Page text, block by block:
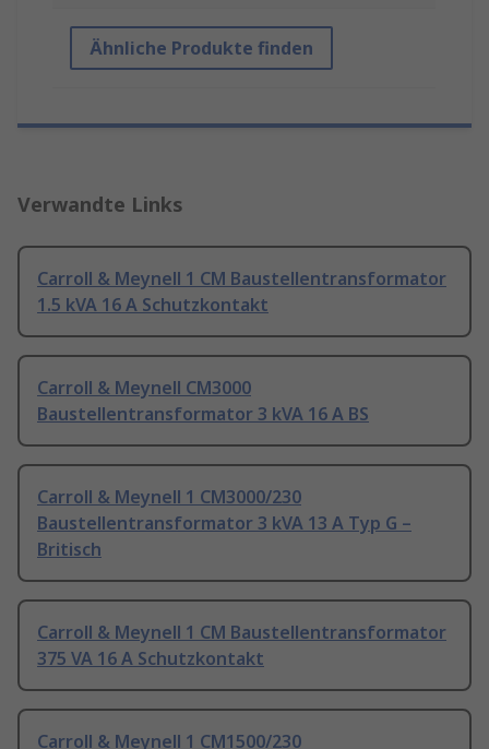
Ähnliche Produkte finden
Verwandte Links
Carroll & Meynell 1 CM Baustellentransformator
1.5 kVA 16 A Schutzkontakt
Carroll & Meynell CM3000
Baustellentransformator 3 kVA 16 A BS
Carroll & Meynell 1 CM3000/230
Baustellentransformator 3 kVA 13 A Typ G –
Britisch
Carroll & Meynell 1 CM Baustellentransformator
375 VA 16 A Schutzkontakt
Carroll & Meynell 1 CM1500/230